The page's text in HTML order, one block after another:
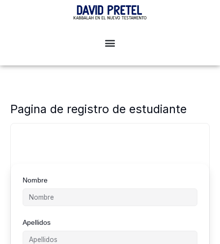
Pagina de registro de estudiante
Nombre
Apellidos